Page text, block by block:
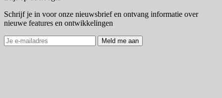
Schrijf je in voor onze nieuwsbrief en ontvang informatie over
nieuwe features en ontwikkelingen
Meld me aan